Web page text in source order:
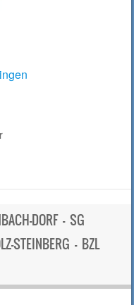
DORF – SG
STEINBERG – BZL